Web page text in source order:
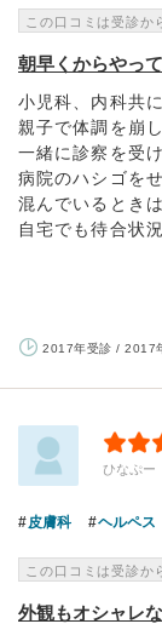
この口コミは受診か
朝早くからやっ
小児科、内科共
親子で体調を崩
一緒に診察を受
病院のハシゴを
混んでいるとき
自宅でも待合状況
2017年受診 / 2017
ひなぷー
皮膚科 ヘルペス
この口コミは受診か
外観もオシャレ